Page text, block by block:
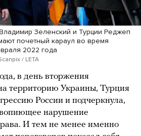
Зеленский и Турции Реджеп
почетный караул во время
2022 года
/ LETA
в день вторжения
территорию Украины, Турция
России и подчеркнула,
нарушение
И тем не менее именно